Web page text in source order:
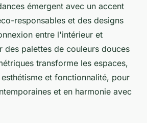
émergent avec un accent
responsables et des designs
entre l'intérieur et
des palettes de couleurs douces
transforme les espaces,
et fonctionnalité, pour
et en harmonie avec